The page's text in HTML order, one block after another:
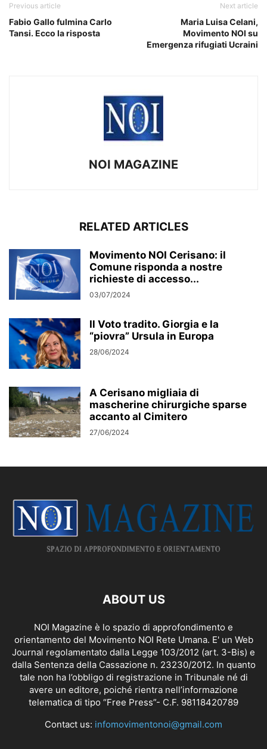
Previous article
Fabio Gallo fulmina Carlo
Tansi. Ecco la risposta
Next article
Maria Luisa Celani,
Movimento NOI su
Emergenza rifugiati Ucraini
NOI MAGAZINE
RELATED ARTICLES
Movimento NOI Cerisano: il
Comune risponda a nostre
richieste di accesso...
03/07/2024
Il Voto tradito. Giorgia e la
“piovra” Ursula in Europa
28/06/2024
A Cerisano migliaia di
mascherine chirurgiche sparse
accanto al Cimitero
27/06/2024
ABOUT US
NOI Magazine è lo spazio di approfondimento e
orientamento del Movimento NOI Rete Umana. E' un Web
Journal regolamentato dalla Legge 103/2012 (art. 3-Bis) e
dalla Sentenza della Cassazione n. 23230/2012. In quanto
tale non ha l’obbligo di registrazione in Tribunale né di
avere un editore, poiché rientra nell’informazione
telematica di tipo “Free Press”- C.F. 98118420789
Contact us: infomovimentonoi@gmail.com